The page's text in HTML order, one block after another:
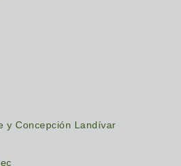
y Concepción Landívar